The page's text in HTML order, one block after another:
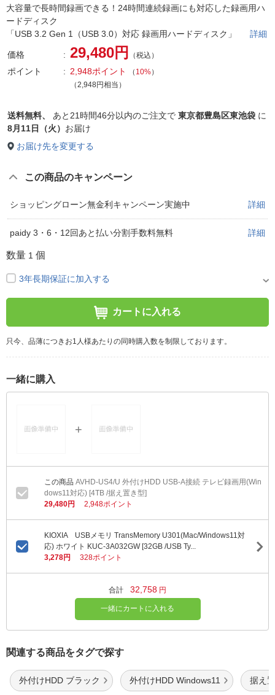
大容量で長時間録画できる！24時間連続録画にも対応した録画用ハ
ードディスク
「USB 3.2 Gen 1（USB 3.0）対応 録画用ハードディスク」 詳細
価格 29,480円 （税込）
ポイント 2,948ポイント （ 10%）
（2,948円相当）
送料無料、 あと 21時間46分以内のご注文で 東京都豊島区東池袋 に
8月11日（火） お届け
お届け先を変更する
この商品のキャンペーン
ショッピングローン無金利キャンペーン実施中 詳細
paidy 3・6・12回あと払い分割手数料無料 詳細
数量 1 個
3年長期保証に加入する
カートに入れる
只今、品薄につきお1人様あたりの同時購入数を制限しております。
一緒に購入
AVHD-US4/U 外付けHDD USB-A接続 テレビ録画用(Win
dows11対応) [4TB /据え置き型]
29,480円
2,948ポイント
KIOXIA USBメモリ TransMemory U301(Mac/Windows11対
応) ホワイト KUC-3A032GW [32GB /USB Ty...
3,278円
328ポイント
合計 32,758 円
一緒にカートに入れる
関連する商品をタグで探す
外付けHDD ブラック 外付けHDD Windows11 据え